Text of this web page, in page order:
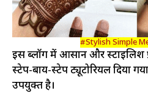
#Stylish Simple
इस ब्लॉग में आसान और स्टाइलिश
स्टेप-बाय-स्टेप ट्यूटोरियल दिया
उपयुक्त है।